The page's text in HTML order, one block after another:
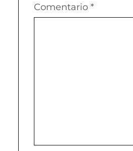
Comentario *